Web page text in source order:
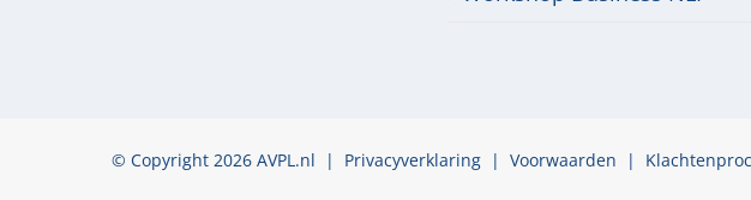
© Copyright 2026 AVPL.nl | Privacyverklaring| Voorwaarden |